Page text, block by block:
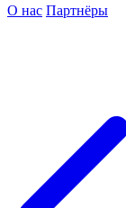
О нас Партнёры